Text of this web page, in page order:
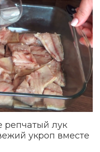
репчатый лук
укроп вместе